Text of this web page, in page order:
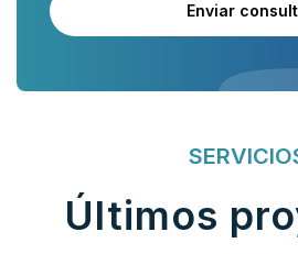
Enviar
Últimos